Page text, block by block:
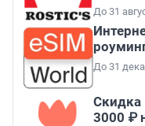
До 31
До 31
Скидка
3000 ₽